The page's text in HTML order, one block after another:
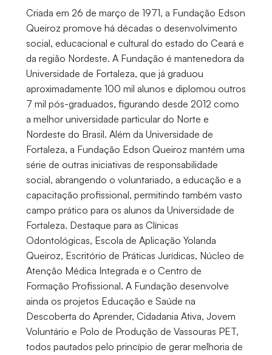
Criada em 26 de março de 1971, a Fundação Edson
Queiroz promove há décadas o desenvolvimento
social, educacional e cultural do estado do Ceará e
da região Nordeste. A Fundação é mantenedora da
Universidade de Fortaleza, que já graduou
aproximadamente 100 mil alunos e diplomou outros
7 mil pós-graduados, figurando desde 2012 como
a melhor universidade particular do Norte e
Nordeste do Brasil. Além da Universidade de
Fortaleza, a Fundação Edson Queiroz mantém uma
série de outras iniciativas de responsabilidade
social, abrangendo o voluntariado, a educação e a
capacitação profissional, permitindo também vasto
campo prático para os alunos da Universidade de
Fortaleza. Destaque para as Clínicas
Odontológicas, Escola de Aplicação Yolanda
Queiroz, Escritório de Práticas Jurídicas, Núcleo de
Atenção Médica Integrada e o Centro de
Formação Profissional. A Fundação desenvolve
ainda os projetos Educação e Saúde na
Descoberta do Aprender, Cidadania Ativa, Jovem
Voluntário e Polo de Produção de Vassouras PET,
todos pautados pelo princípio de gerar melhoria de